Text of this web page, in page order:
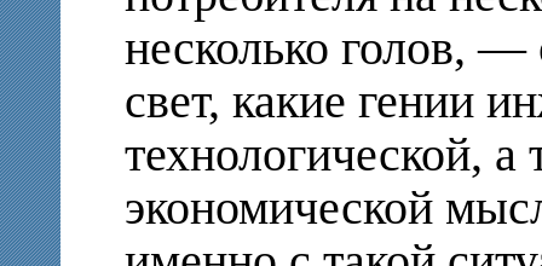
несколько голов, —
свет, какие гении
технологической,
экономической